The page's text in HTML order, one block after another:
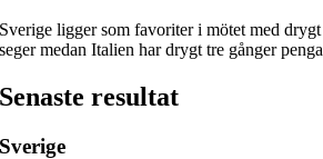
Sverige ligger som favoriter i mötet med
seger medan Italien har drygt tre gånger
Senaste resultat
Sverige